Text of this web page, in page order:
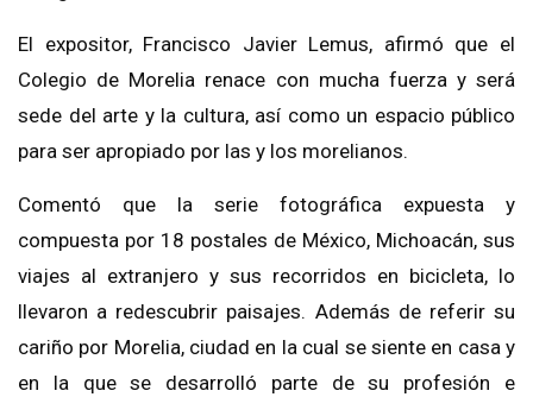
El expositor, Francisco Javier Lemus, afirmó que el
Colegio de Morelia renace con mucha fuerza y será
sede del arte y la cultura, así como un espacio público
para ser apropiado por las y los morelianos.
Comentó que la serie fotográfica expuesta y
compuesta por 18 postales de México, Michoacán, sus
viajes al extranjero y sus recorridos en bicicleta, lo
llevaron a redescubrir paisajes. Además de referir su
cariño por Morelia, ciudad en la cual se siente en casa y
en la que se desarrolló parte de su profesión e